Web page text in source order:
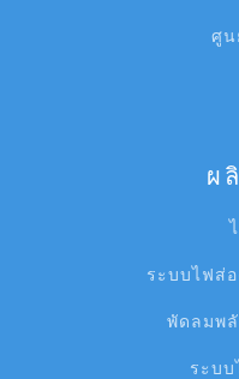
ศูน
ผ
ระบบไฟส่
พัดลมพ
ระบ